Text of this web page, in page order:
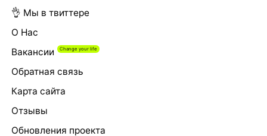
👌 Мы в твиттере
О Нас
Вакансии
Обратная связь
Карта сайта
Отзывы
Обновления проекта